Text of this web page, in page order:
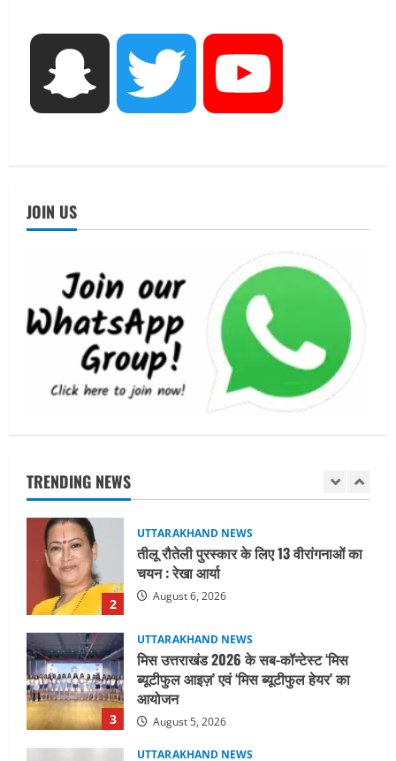
Snapchat Twitter
JOIN US
TRENDING NEWS
August 5, 2026
UTTARAKHAND NEWS
एमआईटी वर्ल्ड पीस यूनिवर्सिटी और जर्मनी के
बीएसबीआई के बीच समझौता; भारतीय छात्रों
1
UTTARAKHAND NEWS
जिलाधिकारी/जिला निर्वाचन अधिकारी ने
सहसपुर विधानसभा क्षेत्र के पोलिंग बूथों का
निरीक्षण कर एसआईआर आपत्ति निस्तारण
शिविर की व्यवस्थाओं का लिया जायजा
August 6, 2026
2
3
मिस उत्तराखंड 2026 के सब-कॉन्टेस्ट ‘मिस
ब्यूटीफुल आइज़’ एवं ‘मिस ब्यूटीफुल हेयर’ का
आयोजन
August 5, 2026
4
UTTARAKHAND NEWS
एमआईटी वर्ल्ड पीस यूनिवर्सिटी और जर्मनी के
बीएसबीआई के बीच समझौता; भारतीय छात्रों
को मिलेंगे वैश्विक अवसर
August 5, 2026
STATES NEWS